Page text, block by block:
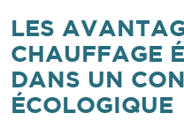
LES
CHAUFFAGE
DANS UN
ÉCOLOGIQUE